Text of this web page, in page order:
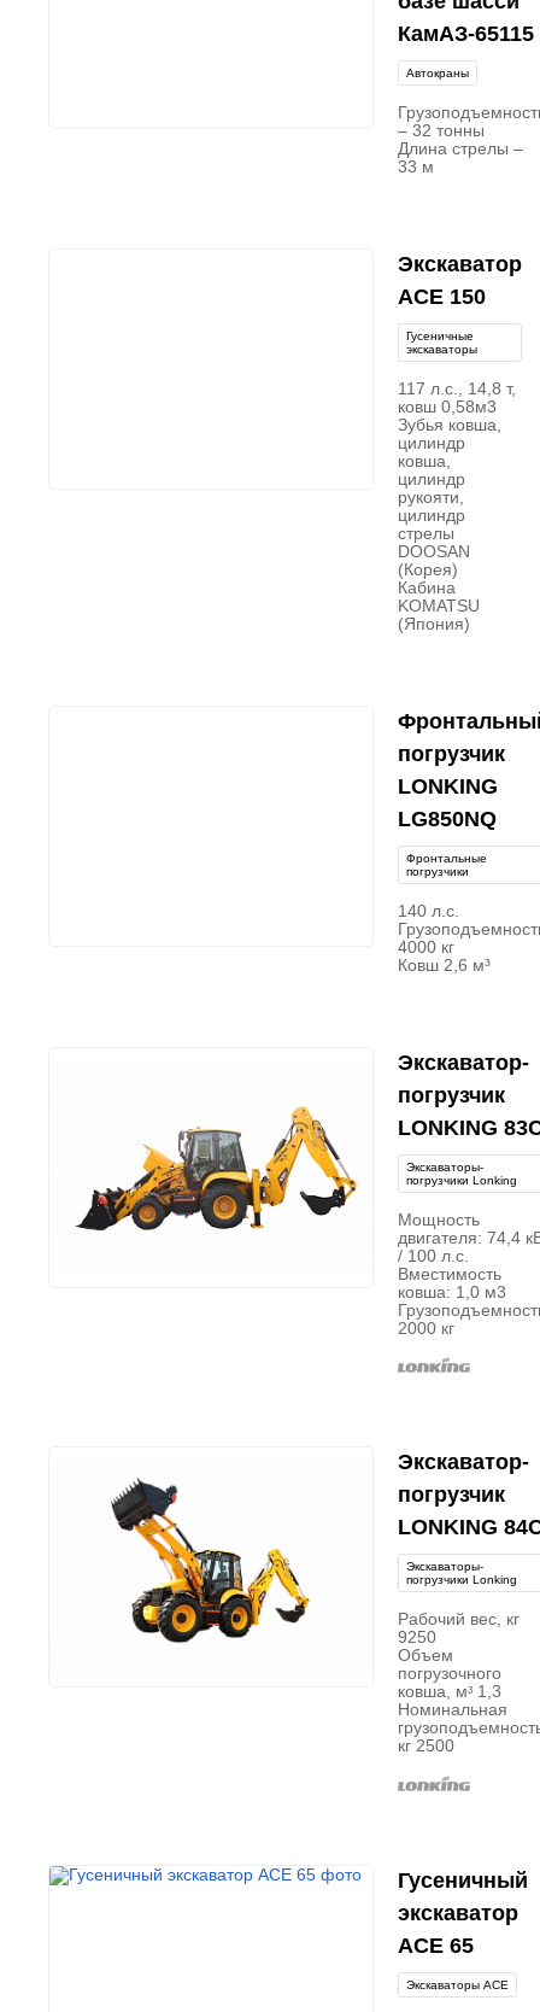
КамАЗ-65115
Автокраны
– 32 тонны
Длина стрелы –
33 м
Экскаватор
ACE 150
Гусеничные
экскаваторы
117 л.с., 14,8 т,
ковш 0,58м3
Зубья ковша,
цилиндр
ковша,
цилиндр
рукояти,
цилиндр
стрелы
DOOSAN
(Корея)
Кабина
KOMATSU
(Япония)
погрузчик
LONKING
LG850NQ
Фронтальные
погрузчики
140 л.с.
4000 кг
Ковш 2,6 м³
Экскаватор-
погрузчик
LONKING
Экскаваторы-
погрузчики Lonking
Мощность
двигателя: 74,4
/ 100 л.с.
Вместимость
ковша: 1,0 м3
2000 кг
Экскаватор-
погрузчик
LONKING
Экскаваторы-
погрузчики Lonking
Рабочий вес, кг
9250
Объем
погрузочного
ковша, мᶟ 1,3
Номинальная
кг 2500
Гусеничный
экскаватор
ACE 65
Экскаваторы ACE